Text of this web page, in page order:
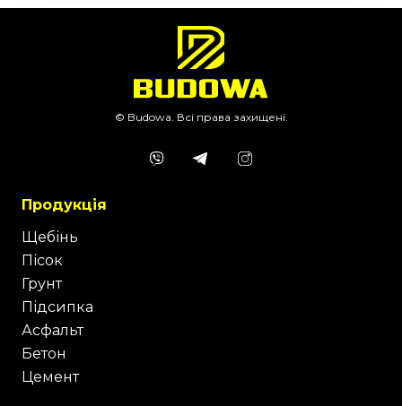
© Budowa. Всі права захищені.
Продукція
Щебінь
Пісок
Грунт
Підсипка
Асфальт
Бетон
Цемент